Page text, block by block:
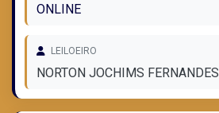
ONLINE
LEILOEIRO
NORTON JOCHIMS FERNANDES